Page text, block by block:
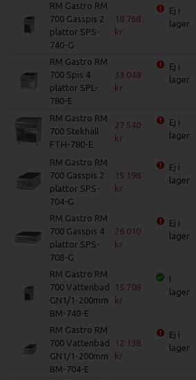
RM Gastro RM
700 Gasspis 2
plattor SPS-
740-G
18 768
Ej i
lager
RM Gastro RM
700 Spis 4
plattor SPL-
780-E
33 048
Ej i
lager
RM Gastro RM
700 Stekhäll
FTH-780-E
27 540
Ej i
lager
RM Gastro RM
700 Gasspis 2
plattor SPS-
704-G
15 198
Ej i
lager
RM Gastro RM
700 Gasspis 4
plattor SPS-
708-G
26 010
Ej i
lager
RM Gastro RM
700 Vattenbad
GN1/1-200mm
BM-740-E
15 708
I
lager
RM Gastro RM
700 Vattenbad
GN1/1-200mm
BM-704-E
12 138
Ej i
lager